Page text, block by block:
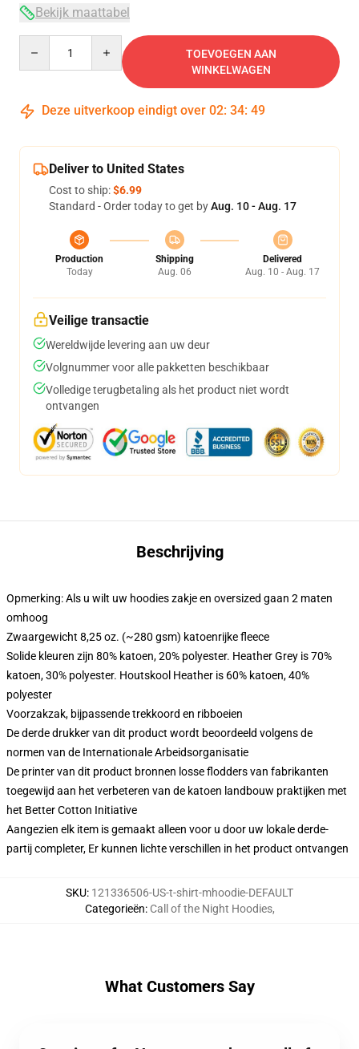
Bekijk maattabel
TOEVOEGEN AAN
WINKELWAGEN
Deze uitverkoop eindigt over 02: 34: 48
Deliver to United States
Cost to ship:$6.99
Standard - Order today to get byAug. 10 - Aug. 17
Production
Today
Shipping
Aug. 06
Delivered
Aug. 10 - Aug. 17
Veilige transactie
Wereldwijde levering aan uw deur
Volgnummer voor alle pakketten beschikbaar
Volledige terugbetaling als het product niet wordt
ontvangen
Beschrijving
Opmerking: Als u wilt uw hoodies zakje en oversized gaan 2 maten
omhoog
Zwaargewicht 8,25 oz. (~280 gsm) katoenrijke fleece
Solide kleuren zijn 80% katoen, 20% polyester. Heather Grey is 70%
katoen, 30% polyester. Houtskool Heather is 60% katoen, 40%
polyester
Voorzakzak, bijpassende trekkoord en ribboeien
De derde drukker van dit product wordt beoordeeld volgens de
normen van de Internationale Arbeidsorganisatie
De printer van dit product bronnen losse flodders van fabrikanten
toegewijd aan het verbeteren van de katoen landbouw praktijken met
het Better Cotton Initiative
Aangezien elk item is gemaakt alleen voor u door uw lokale derde-
partij completer, Er kunnen lichte verschillen in het product ontvangen
SKU: 121336506-US-t-shirt-mhoodie-DEFAULT
Categorieën: Call of the Night Hoodies,
What Customers Say